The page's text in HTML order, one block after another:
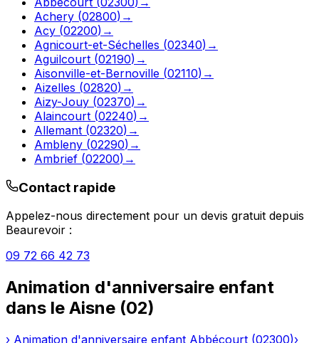
Achery (02800) →
Acy (02200) →
Agnicourt-et-Séchelles (02340) →
Aguilcourt (02190) →
Aisonville-et-Bernoville (02110) →
Aizelles (02820) →
Aizy-Jouy (02370) →
Alaincourt (02240) →
Allemant (02320) →
Ambleny (02290) →
Ambrief (02200) →
Contact rapide
Appelez-nous directement pour un devis gratuit depuis
Beaurevoir :
09 72 66 42 73
Animation d'anniversaire enfant
dans le Aisne (02)
› Animation d'anniversaire enfant Abbécourt (02300)›